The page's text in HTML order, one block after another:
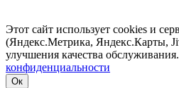
Этот сайт использует cookies и
(Яндекс.Метрика, Яндекс.Карты,
улучшения качества обслуживания.
конфиденциальности
Ок